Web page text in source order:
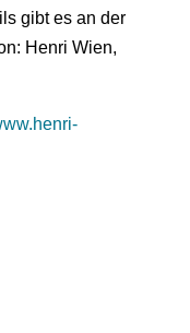
gibt es an der
Henri Wien,